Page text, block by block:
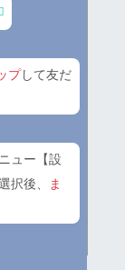
プして友だ
ュー【設
択後、
ま